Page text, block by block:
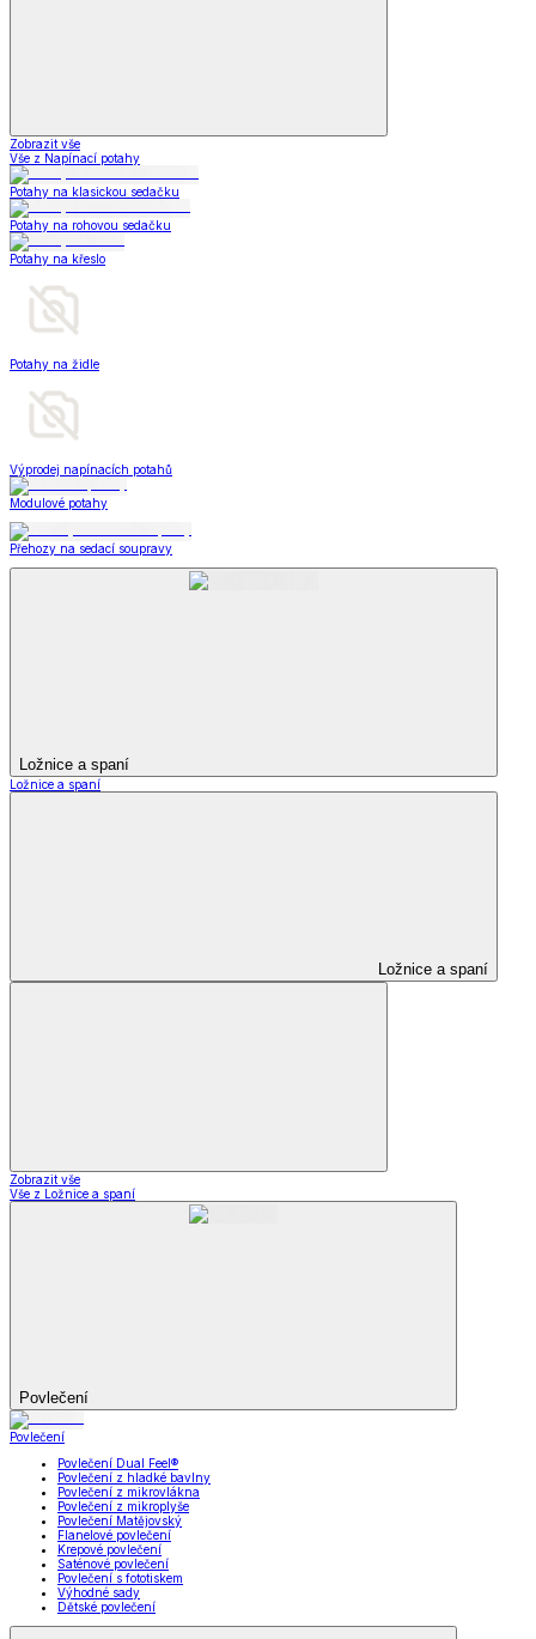
Zobrazit vše
Vše z Napínací potahy
Potahy na klasickou sedačku
Potahy na rohovou sedačku
Potahy na křeslo
Potahy na židle
Výprodej napínacích potahů
Modulové potahy
Přehozy na sedací soupravy
Ložnice a spaní
Ložnice a spaní
Ložnice a spaní
Zobrazit vše
Vše z Ložnice a spaní
Povlečení
Povlečení
Povlečení Dual Feel®
Povlečení z hladké bavlny
Povlečení z mikrovlákna
Povlečení z mikroplyše
Povlečení Matějovský
Flanelové povlečení
Krepové povlečení
Saténové povlečení
Povlečení s fototiskem
Výhodné sady
Dětské povlečení